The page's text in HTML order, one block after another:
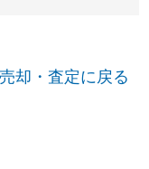
却・査定に戻る